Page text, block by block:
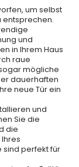
um selbst
entsprechen.
und
in Ihrem Haus
raue
mögliche
dauerhaften
neue Tür ein
und
Sie die
die
sind perfekt für